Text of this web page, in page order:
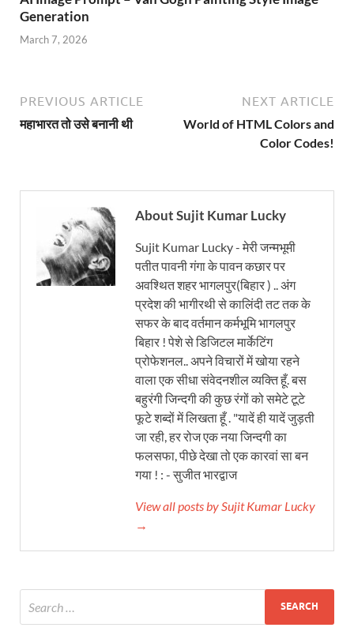
Generation
March 7, 2026
PREVIOUS ARTICLE
महाभारत तो उसे बनानी थी
NEXT ARTICLE
World of HTML Colors and
Color Codes!
About Sujit Kumar Lucky
Sujit Kumar Lucky - मेरी जन्मभूमी
पतीत पावनी गंगा के पावन कछार पर
अवश्थित शहर भागलपुर(बिहार ) .. अंग
प्रदेश की भागीरथी से कालिंदी तट तक के
सफर के बाद वर्तमान कर्मभूमि भागलपुर
बिहार ! पेशे से डिजिटल मार्केटिंग
प्रोफेशनल.. अपने विचारों में खोया रहने
वाला एक सीधा संवेदनशील व्यक्ति हूँ. बस
बहुरंगी जिन्दगी की कुछ रंगों को समेटे टूटे
फूटे शब्दों में लिखता हूँ . "यादें ही यादें जुड़ती
जा रही, हर रोज एक नया जिन्दगी का
फलसफा, पीछे देखा तो एक कारवां सा बन
गया ! : - सुजीत भारद्वाज
View all posts by Sujit Kumar Lucky
→